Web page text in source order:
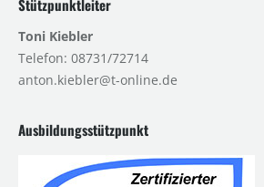
Stützpunktleiter
Toni Kiebler
Telefon: 08731/72714
anton.kiebler@t-online.de
Ausbildungsstützpunkt